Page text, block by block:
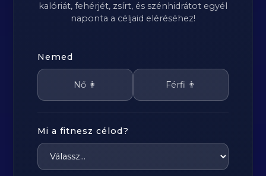
kalóriát, fehérjét, zsírt, és szénhidrátot egyél
naponta a céljaid eléréséhez!
Nemed
Nő 👩 Férfi 👨
Mi a fitnesz célod?